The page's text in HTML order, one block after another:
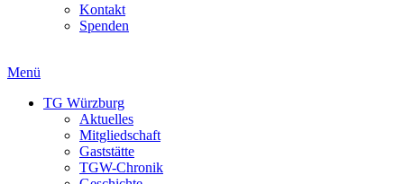
Kontakt
Spenden
Menü
TG Würzburg
Aktuelles
Mitgliedschaft
Gaststätte
TGW-Chronik